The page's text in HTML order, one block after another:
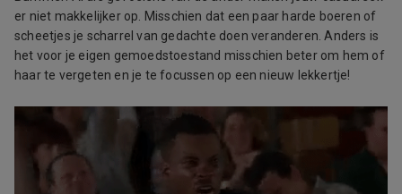
er niet makkelijker op. Misschien dat een paar harde boeren of
scheetjes je scharrel van gedachte doen veranderen. Anders is
het voor je eigen gemoedstoestand misschien beter om hem of
haar te vergeten en je te focussen op een nieuw lekkertje!